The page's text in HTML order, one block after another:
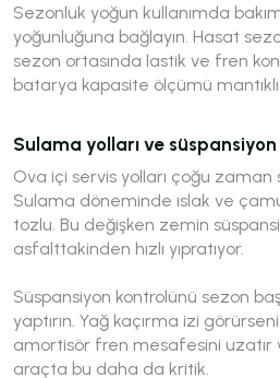
Sezonluk yoğun kullanımda bakım
yoğunluğuna bağlayın. Hasat
sezon ortasında lastik ve fren
batarya kapasite ölçümü
Sulama yolları ve süspansiyon
Ova içi servis yolları çoğu
Sulama döneminde ıslak ve
tozlu. Bu değişken zemin
asfalttakinden hızlı yıpratıyor.
Süspansiyon kontrolünü sezon
yaptırın. Yağ kaçırma izi
amortisör fren mesafesini uzatır
araçta bu daha da kritik.